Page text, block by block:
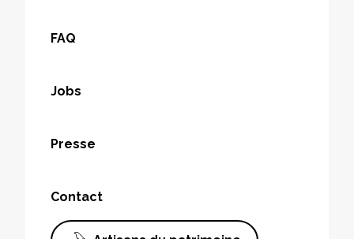
FAQ
Jobs
Presse
Contact